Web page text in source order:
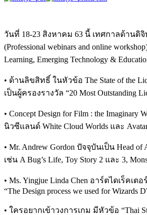
วันที่ 18-23 สิงหาคม 63 นี้ เทศกาลด้านดิ
(Professional webinars and online
Learning, Emerging Technology &
• ด้านลิขสิทธิ์ ในหัวข้อ The State of the
เป็นผู้ครองรางวัล “20 Most Outstanding
• Concept Design for Film : the
นิวซีแลนด์ White Cloud Worlds และ
• Mr. Andrew Gordon ปัจจุบันเป็น Head
เช่น A Bug’s Life, Toy Story 2 และ 3,
• Ms. Yingjue Linda Chen อาร์ตไดเร็ค
“The Design process we used for Wizards
• ใครอยากเข้าวงการเกม มีหัวข้อ “Thai